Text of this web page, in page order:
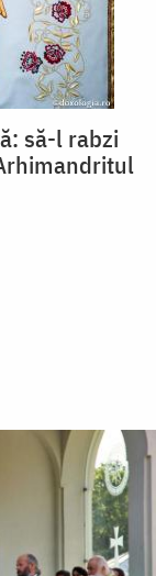
să-l rabzi